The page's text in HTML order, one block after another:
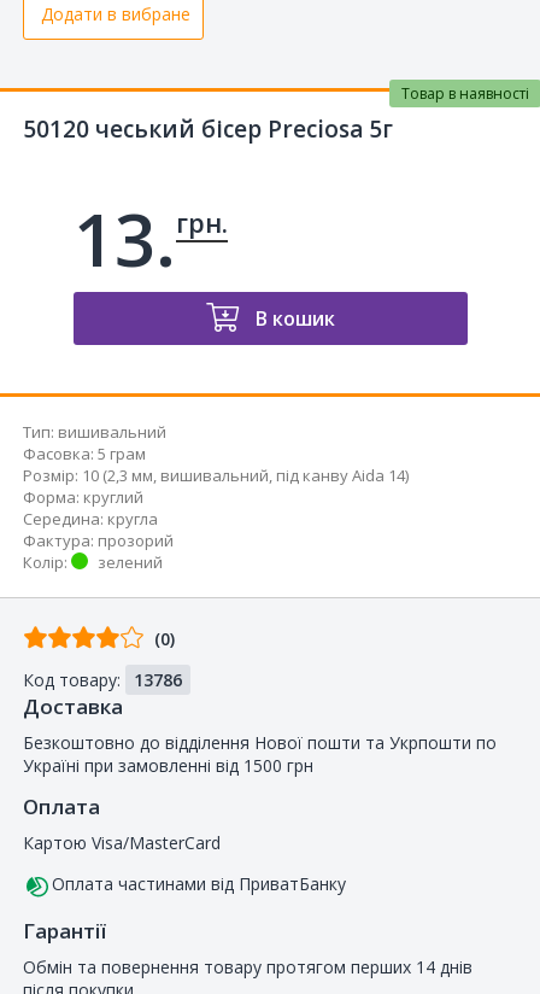
Додати в вибране
50120 чеський бісер Preciosa 5г
Товар в наявності
13. грн.
В кошик
Тип: вишивальний
Фасовка: 5 грам
Розмір: 10 (2,3 мм, вишивальний, під канву Aida 14)
Форма: круглий
Середина: кругла
Фактура: прозорий
Колір: зелений
Відгуків
покупців
(0)
Код товару:
13786
Доставка
Безкоштовно до відділення Нової пошти та Укрпошти по
Україні при замовленні від 1500 грн
Оплата
Картою Visa/MasterCard
Оплата частинами від ПриватБанку
Гарантії
Обмін та повернення товару протягом перших 14 днів
після покупки